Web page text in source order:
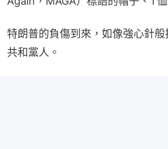
特朗普的負傷到來，如像強心針
共和黨人。